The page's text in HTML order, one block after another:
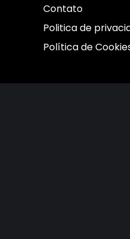
Contato
Politica de
Política de